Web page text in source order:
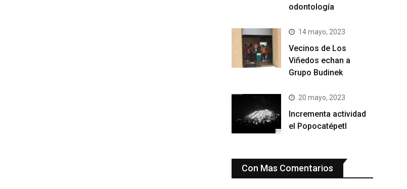
odontología
14 mayo, 2023
Vecinos de Los
Viñedos echan a
Grupo Budinek
20 mayo, 2023
Incrementa actividad
el Popocatépetl
Con Mas Comentarios